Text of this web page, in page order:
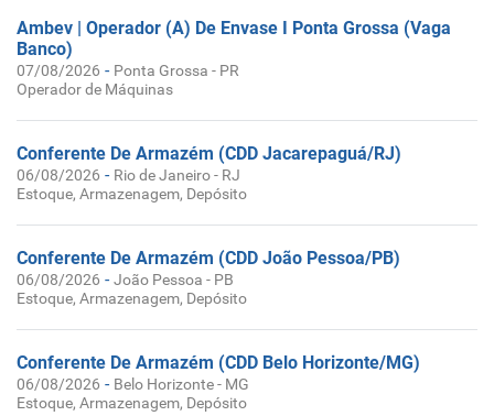
Ambev | Operador (A) De Envase I Ponta Grossa (Vaga
Banco)
07/08/2026 - Ponta Grossa - PR
Operador de Máquinas
Conferente De Armazém (CDD Jacarepaguá/RJ)
06/08/2026 - Rio de Janeiro - RJ
Estoque, Armazenagem, Depósito
Conferente De Armazém (CDD João Pessoa/PB)
06/08/2026 -João Pessoa - PB
Estoque, Armazenagem, Depósito
Conferente De Armazém (CDD Belo Horizonte/MG)
06/08/2026 - Belo Horizonte - MG
Estoque, Armazenagem, Depósito